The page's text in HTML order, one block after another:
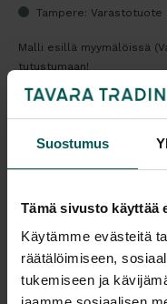
Suostumus
Tämä sivusto käyttää
Käytämme evästeitä
räätälöimiseen,
tukemiseen ja
Tampere: Varastotuote
Malli esillä myymälöissä
tutustumaan!
Tulosta tuotekortti
Lisää